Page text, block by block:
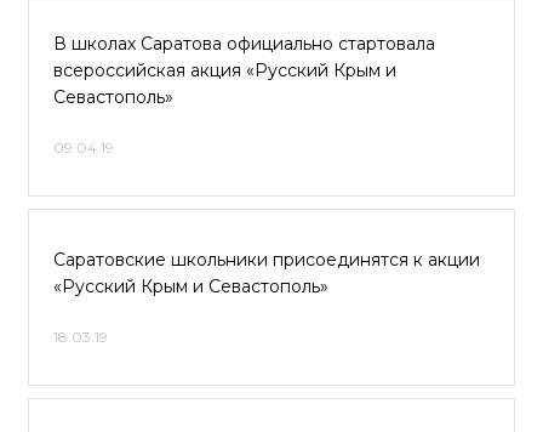
В школах Саратова официально стартовала
всероссийская акция «Русский Крым и
Севастополь»
09.04.19
Саратовские школьники присоединятся к акции
«Русский Крым и Севастополь»
18.03.19